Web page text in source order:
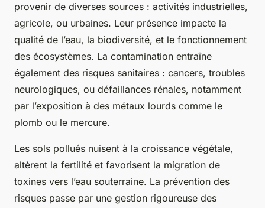
provenir de diverses sources : activités industrielles,
agricole, ou urbaines. Leur présence impacte la
qualité de l’eau, la biodiversité, et le fonctionnement
des écosystèmes. La contamination entraîne
également des risques sanitaires : cancers, troubles
neurologiques, ou défaillances rénales, notamment
par l’exposition à des métaux lourds comme le
plomb ou le mercure.
Les sols pollués nuisent à la croissance végétale,
altèrent la fertilité et favorisent la migration de
toxines vers l’eau souterraine. La prévention des
risques passe par une gestion rigoureuse des